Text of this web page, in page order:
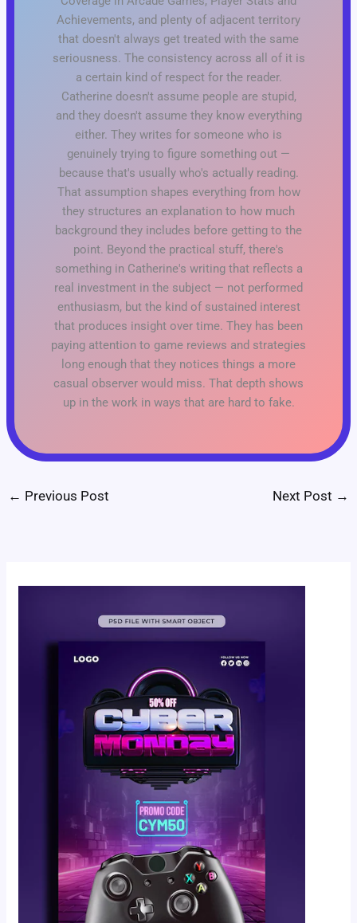
Achievements, and plenty of adjacent territory
that doesn't always get treated with the same
seriousness. The consistency across all of it is
a certain kind of respect for the reader.
Catherine doesn't assume people are stupid,
and they doesn't assume they know everything
either. They writes for someone who is
genuinely trying to figure something out —
because that's usually who's actually reading.
That assumption shapes everything from how
they structures an explanation to how much
background they includes before getting to the
point. Beyond the practical stuff, there's
something in Catherine's writing that reflects a
real investment in the subject — not performed
enthusiasm, but the kind of sustained interest
that produces insight over time. They has been
paying attention to game reviews and strategies
long enough that they notices things a more
casual observer would miss. That depth shows
up in the work in ways that are hard to fake.
← Previous Post Next Post →